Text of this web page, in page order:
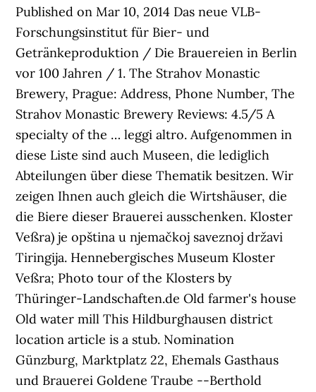
Published on Mar 10, 2014 Das neue VLB-
Forschungsinstitut für Bier- und
Getränkeproduktion / Die Brauereien in Berlin
vor 100 Jahren / 1. The Strahov Monastic
Brewery, Prague: Address, Phone Number, The
Strahov Monastic Brewery Reviews: 4.5/5 A
specialty of the … leggi altro. Aufgenommen in
diese Liste sind auch Museen, die lediglich
Abteilungen über diese Thematik besitzen. Wir
zeigen Ihnen auch gleich die Wirtshäuser, die
die Biere dieser Brauerei ausschenken. Kloster
Veßra) je opština u njemačkoj saveznoj državi
Tiringija. Hennebergisches Museum Kloster
Veßra; Photo tour of the Klosters by
Thüringer-Landschaften.de Old farmer's house
Old water mill This Hildburghausen district
location article is a stub. Nomination
Günzburg, Marktplatz 22, Ehemals Gasthaus
und Brauerei Goldene Traube --Berthold